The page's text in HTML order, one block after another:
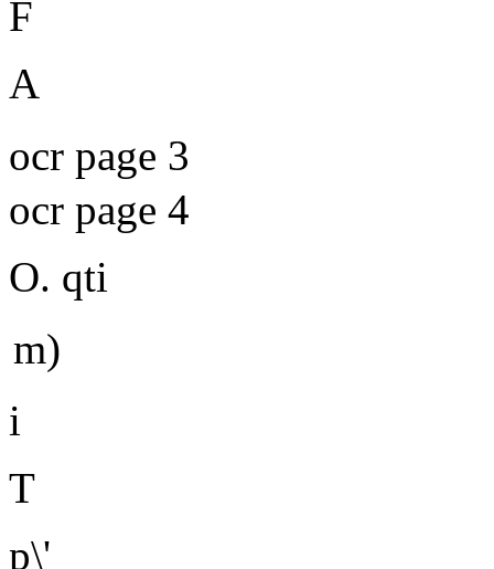
F
A
ocr page 3
ocr page 4
O. qti
m)
i
T
p\'